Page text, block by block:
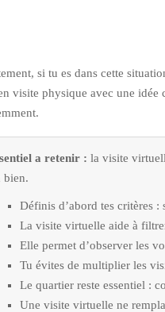
si tu es dans cette
visite physique avec une idée
a retenir : la visite
bien.
Définis d’abord tes critères :
La visite virtuelle aide à
Elle permet d’observer les
Tu évites de multiplier les
Le quartier reste essentiel :
Une visite virtuelle ne